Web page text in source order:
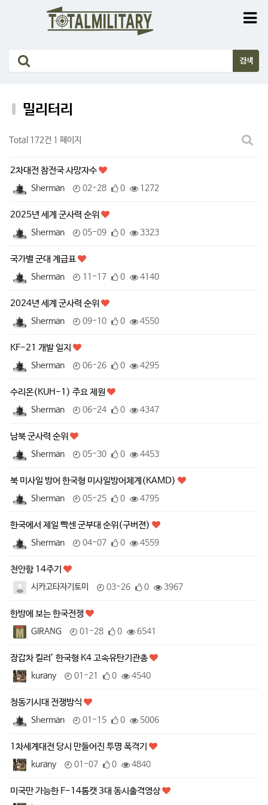
밀리터리
Total 172건 1 페이지
2차대전 참전국 사망자수
Sherman 02-28 0 1272
2025년 세계 군사력 순위
Sherman 05-09 0 3323
국가별 군대 계급표
Sherman 11-17 0 4140
2024년 세계 군사력 순위
Sherman 09-10 0 4550
KF-21 개발 일지
Sherman 06-26 0 4295
수리온(KUH-1) 주요 제원
Sherman 06-24 0 4347
남북 군사력 순위
Sherman 05-30 0 4453
북 미사일 방어 한국형 미사일방어체계(KAMD)
Sherman 05-25 0 4795
한국에서 제일 빡센 군부대 순위(구버젼)
Sherman 04-07 0 4559
천안함 14주기
시카고타자기토미 03-26 0 3967
한방에 보는 한국전쟁
GIRANG 01-28 0 6541
장갑차 킬러’ 한국형 K4 고속유탄기관총
kurany 01-21 0 4540
청동기시대 전쟁방식
Sherman 01-15 0 5006
1차세계대전 당시 만들어진 투명 폭격기
kurany 01-07 0 4840
미국만 가능한 F-14톰캣 3대 동시출격영상